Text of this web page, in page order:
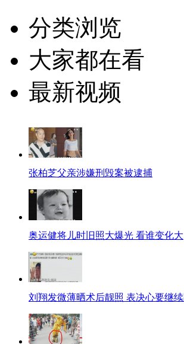
分类浏览
大家都在看
最新视频
张柏芝父亲涉嫌刑毁案被逮捕
奥运健将儿时旧照大爆光 看谁变化大
刘翔发微薄晒术后靓照 表决心要继